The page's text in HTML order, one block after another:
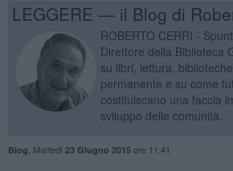
LEGGERE — il Blog di
ROBERTO CERRI -
Direttore della Biblioteca
su libri, lettura,
permanente e su come
costituiscano una faccia
sviluppo delle comunità.
Blog Martedì 23 Giugno 2015ore 11:41